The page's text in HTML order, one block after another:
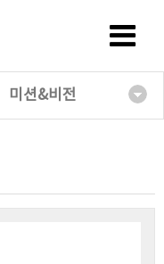
미션&비전